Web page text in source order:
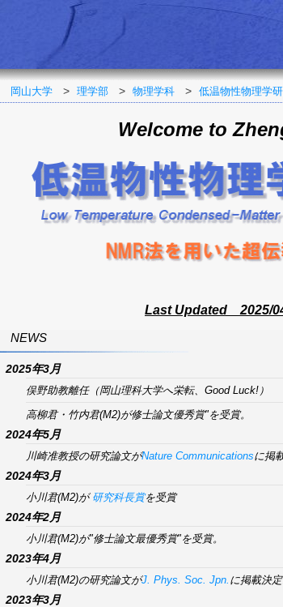
岡山大学 > 理学部 > 物理学科 > 低温物性物理学
Welcome to
Last Updated 2025/
NEWS
2025年3月
俣野助教離任（岡山理科大学へ栄転、Good Luck!）
高柳君・竹内君(M2)が修士論文優秀賞"を受賞。
2024年5月
川崎准教授の研究論文がNature Communicationsに掲
2024年3月
小川君(M2)が 研究科長賞を受賞
2024年2月
小川君(M2)が"修士論文最優秀賞"を受賞。
2023年4月
小川君(M2)の研究論文がJ. Phys. Soc. Jpn. に掲載決定
2023年3月